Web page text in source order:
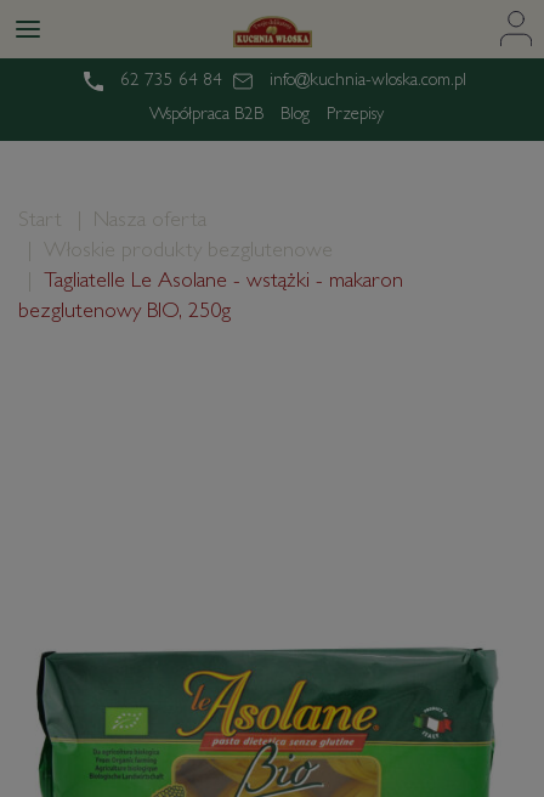
62 735 64 84
info@kuchnia-wloska.com.pl
Współpraca B2B
Blog Przepisy
Start
Nasza oferta
Włoskie produkty bezglutenowe
Tagliatelle Le Asolane - wstążki - makaron
bezglutenowy BIO, 250g